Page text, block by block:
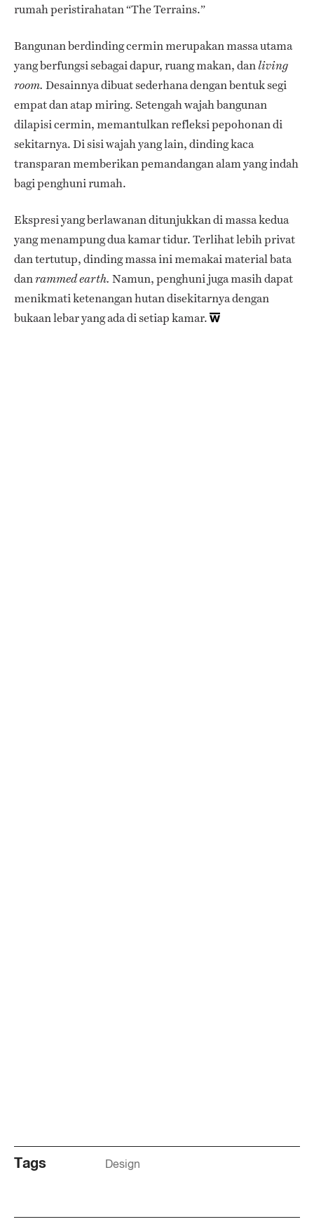
rumah peristirahatan “The Terrains.”
Bangunan berdinding cermin merupakan massa utama
yang berfungsi sebagai dapur, ruang makan, danliving
room. Desainnya dibuat sederhana dengan bentuk segi
empat dan atap miring. Setengah wajah bangunan
dilapisi cermin, memantulkan refleksi pepohonan di
sekitarnya. Di sisi wajah yang lain, dinding kaca
transparan memberikan pemandangan alam yang indah
bagi penghuni rumah.
Ekspresi yang berlawanan ditunjukkan di massa kedua
yang menampung dua kamar tidur. Terlihat lebih privat
dan tertutup, dinding massa ini memakai material bata
danrammed earth. Namun, penghuni juga masih dapat
menikmati ketenangan hutan disekitarnya dengan
bukaan lebar yang ada di setiap kamar.
Tags Design